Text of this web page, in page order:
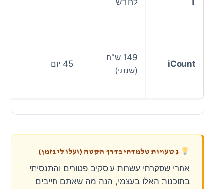
iCount
149 ש"ח
(שנתי)
45 יום
אחרי שסקרתי עשרות עוסקים פטורים והתנסיתי
בתוכנות האלו בעצמי, הנה מה שאתם חייבים